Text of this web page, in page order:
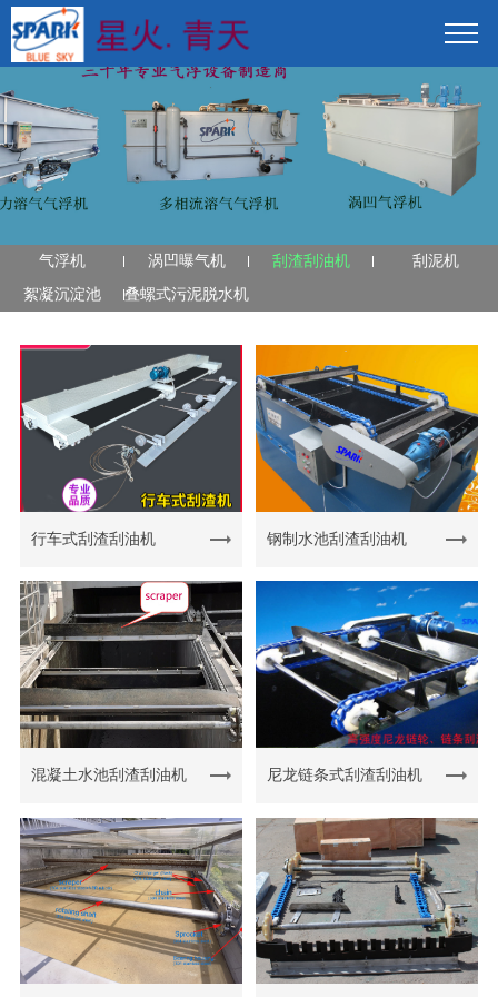
气浮机 涡凹曝气机 刮渣刮油机
刮泥机
絮凝沉淀池
叠螺式污泥脱水机
行车式刮渣刮油机 钢制水池刮渣刮油机
混凝土水池刮渣刮油机 尼龙链条式刮渣刮油机